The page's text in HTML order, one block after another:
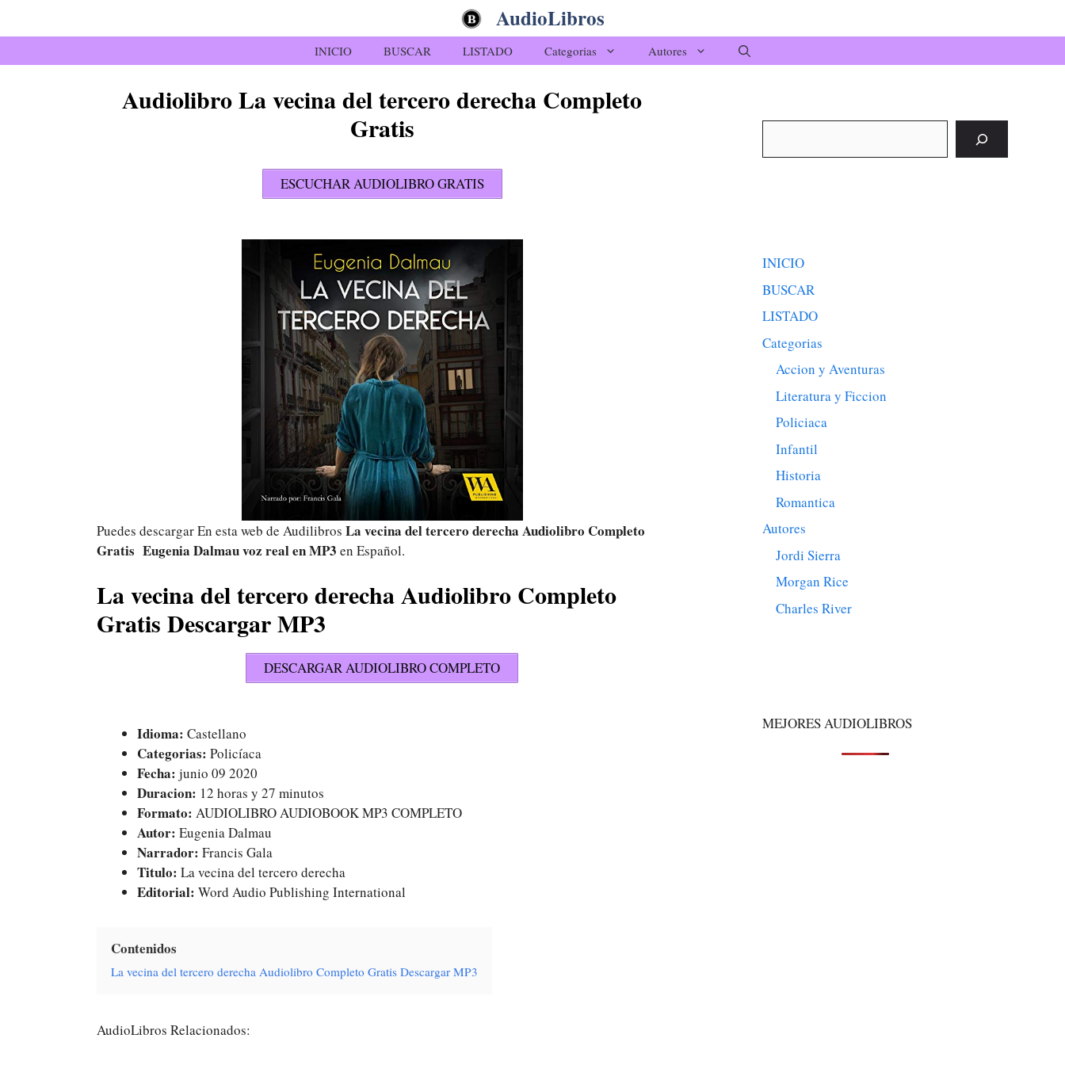
AudioLibros
INICIO BUSCAR LISTADO Categorias Autores
Audiolibro La vecina del tercero derecha Completo
Gratis
ESCUCHAR AUDIOLIBRO GRATIS
Puedes descargar En esta web de Audilibros La vecina del tercero derecha Audiolibro Completo
Gratis Eugenia Dalmau voz realen MP3 en Español.
La vecina del tercero derecha Audiolibro Completo
Gratis Descargar MP3
DESCARGAR AUDIOLIBRO COMPLETO
Idioma: Castellano
Categorias: Policíaca
Fecha: junio 09 2020
Duracion: 12 horas y 27 minutos
Formato: AUDIOLIBRO AUDIOBOOK MP3 COMPLETO
Autor: Eugenia Dalmau
Narrador: Francis Gala
Titulo: La vecina del tercero derecha
Editorial: Word Audio Publishing International
Contenidos
La vecina del tercero derecha Audiolibro Completo Gratis Descargar MP3
AudioLibros Relacionados:
INICIO
BUSCAR
LISTADO
Categorias
Accion y Aventuras
Literatura y Ficcion
Policiaca
Infantil
Historia
Romantica
Autores
Jordi Sierra
Morgan Rice
Charles River
MEJORES AUDIOLIBROS